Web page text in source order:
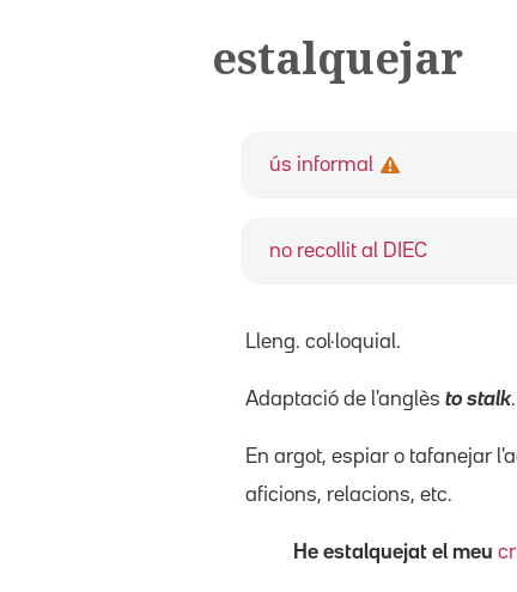
estalquejar
ús informal
no recollit al DIEC
Lleng. col·loquial.
Adaptació de l'anglès to stalk.
En argot, espiar o tafanejar
aficions, relacions, etc.
He estalquejat el meu